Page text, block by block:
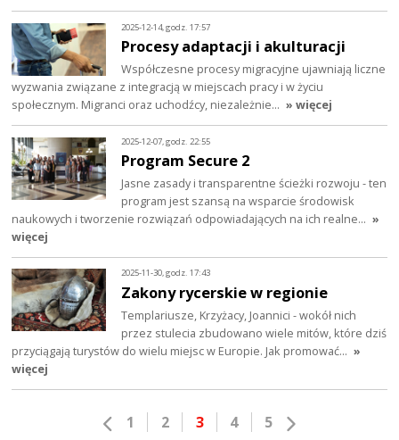
2025-12-14, godz. 17:57
Procesy adaptacji i akulturacji
Współczesne procesy migracyjne ujawniają liczne
wyzwania związane z integracją w miejscach pracy i w życiu
społecznym. Migranci oraz uchodźcy, niezależnie… » więcej
2025-12-07, godz. 22:55
Program Secure 2
Jasne zasady i transparentne ścieżki rozwoju - ten
program jest szansą na wsparcie środowisk
naukowych i tworzenie rozwiązań odpowiadających na ich realne… »
więcej
2025-11-30, godz. 17:43
Zakony rycerskie w regionie
Templariusze, Krzyżacy, Joannici - wokół nich
przez stulecia zbudowano wiele mitów, które dziś
przyciągają turystów do wielu miejsc w Europie. Jak promować… »
więcej
1 2 3 4 5